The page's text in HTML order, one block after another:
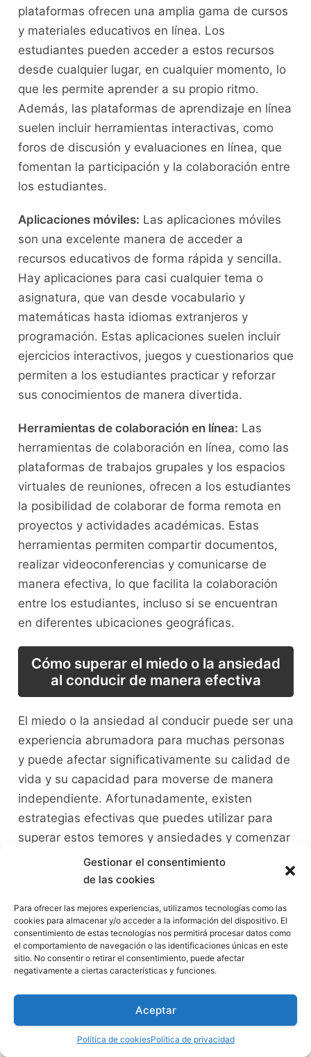
Gestionar el consentimiento
de las cookies
Para ofrecer las mejores experiencias, utilizamos tecnologías como las
cookies para almacenar y/o acceder a la información del dispositivo. El
consentimiento de estas tecnologías nos permitirá procesar datos como
el comportamiento de navegación o las identificaciones únicas en este
sitio. No consentir o retirar el consentimiento, puede afectar
negativamente a ciertas características y funciones.
Aceptar
Política de cookiesPolítica de privacidad
plataformas ofrecen una amplia‌ gama de⁤ cursos
y materiales educativos en línea. Los
estudiantes pueden acceder a⁤ estos recursos
desde‌ cualquier ⁤lugar, en cualquier momento, lo
que⁤ les permite aprender​ a‍ su propio ritmo.
Además, las plataformas de aprendizaje en línea
suelen incluir herramientas interactivas,​ como
⁣foros de discusión y evaluaciones ⁢en línea, que
‍fomentan la participación y la colaboración entre
los estudiantes.
Aplicaciones móviles: Las⁢ aplicaciones móviles
son una excelente manera de‌ acceder a
recursos educativos de forma ⁣rápida y sencilla.
Hay⁣ aplicaciones para casi cualquier‌ tema o
asignatura, que van ⁢desde vocabulario y
matemáticas hasta idiomas extranjeros y
programación. Estas aplicaciones suelen incluir⁤
ejercicios interactivos, juegos y cuestionarios que
​permiten a los estudiantes practicar y reforzar
sus conocimientos ⁤de ‌manera divertida.
Herramientas de colaboración en línea: Las​
herramientas de colaboración en⁢ línea, como las
plataformas de trabajos grupales y los espacios
virtuales de reuniones, ofrecen a ‌los estudiantes
‌la posibilidad ‍de colaborar de forma remota en
proyectos y actividades académicas. Estas
herramientas⁢ permiten compartir documentos,
realizar videoconferencias y comunicarse de
manera efectiva, lo ⁤que facilita la colaboración
entre los estudiantes, incluso si se encuentran
en diferentes ubicaciones ‌geográficas.
Cómo superar el miedo o​ la ansiedad
al ⁢conducir de manera efectiva
El miedo ⁢o la ansiedad al conducir puede ser una​
experiencia abrumadora para​ muchas personas
⁤y puede afectar‌ significativamente su calidad de
vida y su capacidad ⁤para moverse de manera
independiente. Afortunadamente, existen
estrategias efectivas que ⁤puedes utilizar para
superar estos temores y ansiedades y comenzar
a disfrutar de la conducción nuevamente. A
continuación se presentan algunas técnicas que
ansiedad ‌al conducir:
1. Identifica las causas subyacentes:Es
importante ‍comprender las causas⁢ subyacentes
abordarlas de manera efectiva. Puede ser‍ útil
reflexionar sobre​ tus experiencias pasadas,
identificar cualquier ⁣accidente automovilístico